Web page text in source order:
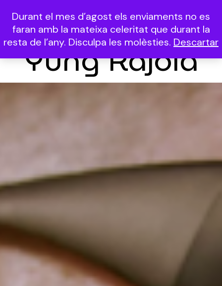
(0)
Yung Rajola
Durant el mes d’agost els enviaments no es
faran amb la mateixa celeritat que durant la
resta de l’any. Disculpa les molèsties. Descartar